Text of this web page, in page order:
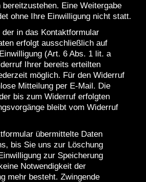
Eine Weitergabe
ohne Ihre Einwilligung nicht statt.
der in das Kontaktformular
erfolgt ausschließlich auf
(Art. 6 Abs. 1 lit. a
Ihrer bereits erteilten
möglich. Für den Widerruf
Mitteilung per E-Mail. Die
bis zum Widerruf erfolgten
bleibt vom Widerruf
übermittelte Daten
bis Sie uns zur Löschung
zur Speicherung
Notwendigkeit der
mehr besteht. Zwingende